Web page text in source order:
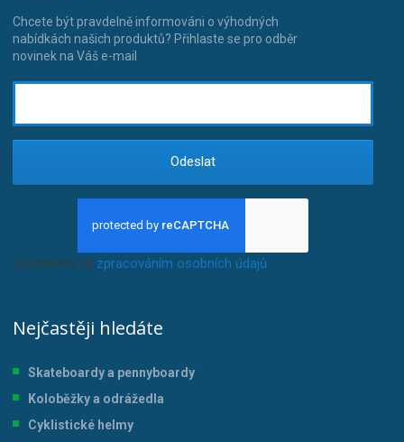
Chcete být pravdelně informováni o výhodných
nabídkách našich produktů? Přihlaste se pro odběr
novinek na Váš e-mail
Odeslat
Souhlasím se zpracováním osobních údajů.
Nejčastěji hledáte
Skateboardy a pennyboardy
Koloběžky a odrážedla
Cyklistické helmy